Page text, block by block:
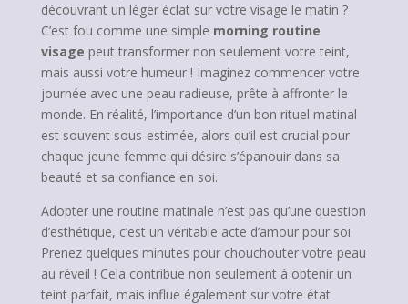
découvrant un léger éclat sur votre visage le matin ?
C’est fou comme une simple morning routine
visage peut transformer non seulement votre teint,
mais aussi votre humeur ! Imaginez commencer votre
journée avec une peau radieuse, prête à affronter le
monde. En réalité, l’importance d’un bon rituel matinal
est souvent sous-estimée, alors qu’il est crucial pour
chaque jeune femme qui désire s’épanouir dans sa
beauté et sa confiance en soi.
Adopter une routine matinale n’est pas qu’une question
d’esthétique, c’est un véritable acte d’amour pour soi.
Prenez quelques minutes pour chouchouter votre peau
au réveil ! Cela contribue non seulement à obtenir un
teint parfait, mais influe également sur votre état